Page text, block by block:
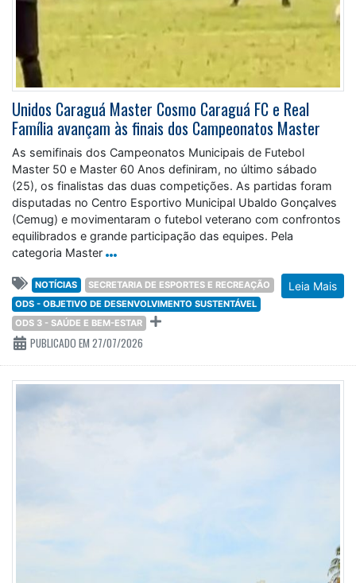
Unidos Caraguá Master Cosmo Caraguá FC e Real
Família avançam às finais dos Campeonatos Master
As semifinais dos Campeonatos Municipais de Futebol
Master 50 e Master 60 Anos definiram, no último sábado
(25), os finalistas das duas competições. As partidas foram
disputadas no Centro Esportivo Municipal Ubaldo Gonçalves
(Cemug) e movimentaram o futebol veterano com confrontos
equilibrados e grande participação das equipes. Pela
categoria Master
Leia Mais
NOTÍCIAS
SECRETARIA DE ESPORTES E RECREAÇÃO
ODS - OBJETIVO DE DESENVOLVIMENTO SUSTENTÁVEL
ODS 3 - SAÚDE E BEM-ESTAR
PUBLICADO EM 27/07/2026